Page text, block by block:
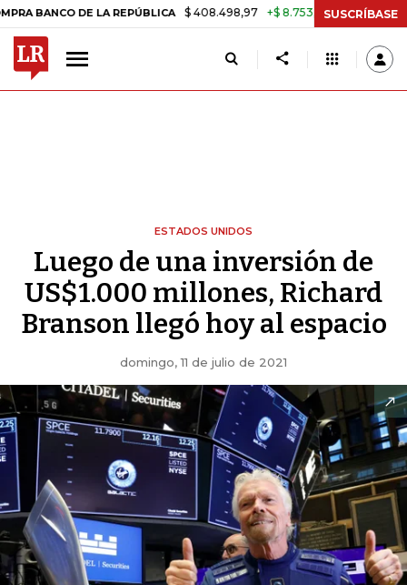
LA REPÚBLICA $ 408.498,97 +$ 8.753,81 +2,19% TASA DE USURA
SUSCRÍBASE
ESTADOS UNIDOS
Luego de una inversión de
US$1.000 millones, Richard
Branson llegó hoy al espacio
domingo, 11 de julio de 2021